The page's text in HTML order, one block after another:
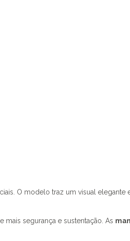
O modelo traz um visual elegante
mais segurança e sustentação. As